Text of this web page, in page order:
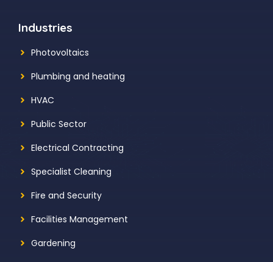
Industries
Photovoltaics
Plumbing and heating
HVAC
Public Sector
Electrical Contracting
Specialist Cleaning
Fire and Security
Facilities Management
Gardening